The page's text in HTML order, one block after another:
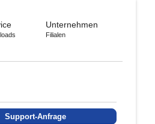
Unternehmen
Filialen
Support-Anfrage